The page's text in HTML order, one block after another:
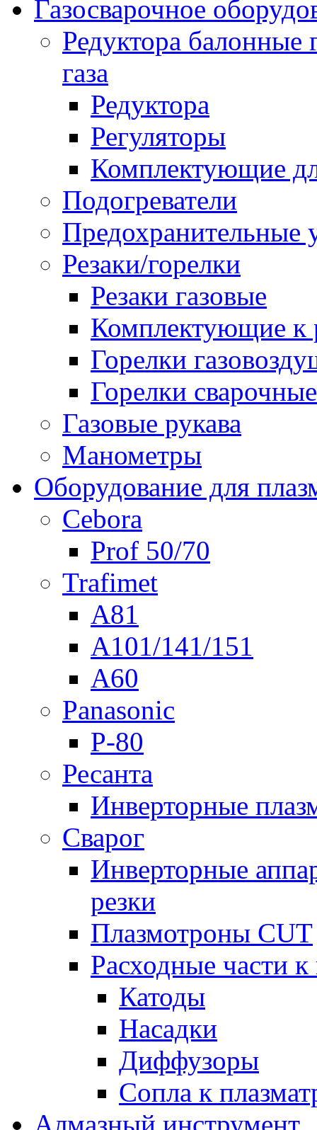
Газосварочное
Редуктора балонные
газа
Редуктора
Регуляторы
Комплектующие
Подогреватели
Предохранительные
Резаки/горелки
Резаки газовые
Комплектующие к
Горелки
Горелки сварочные
Газовые рукава
Манометры
Оборудование для
Cebora
Prof 50/70
Trafimet
A81
A101/141/151
A60
Panasonic
P-80
Ресанта
Инверторные
Сварог
Инверторные
резки
Плазмотроны CUT
Расходные части
Катоды
Насадки
Диффузоры
Сопла к